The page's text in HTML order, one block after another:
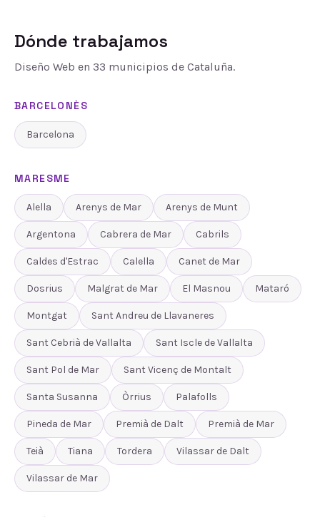
Dónde trabajamos
Diseño Web en 33 municipios de Cataluña.
BARCELONÈS
Barcelona
MARESME
Alella Arenys de Mar Arenys de Munt
Argentona Cabrera de Mar Cabrils
Caldes d'Estrac Calella Canet de Mar
Dosrius Malgrat de Mar El Masnou Mataró
Montgat Sant Andreu de Llavaneres
Sant Cebrià de Vallalta Sant Iscle de Vallalta
Sant Pol de Mar Sant Vicenç de Montalt
Santa Susanna Òrrius Palafolls
Pineda de Mar Premià de Dalt Premià de Mar
Teià Tiana Tordera Vilassar de Dalt
Vilassar de Mar